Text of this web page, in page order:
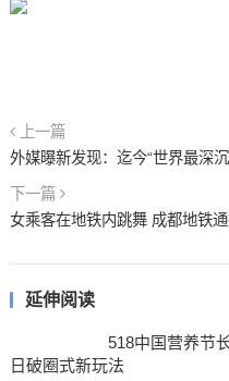
上一篇
外媒曝新发现：迄今“世界最深
下一篇
女乘客在地铁内跳舞 成都地铁
延伸阅读
518中国营养节
日破圈式新玩法